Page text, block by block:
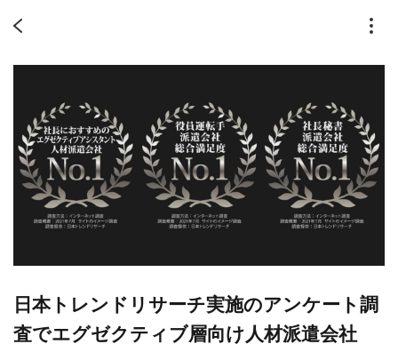
日本トレンドリサーチ実施のアンケート調
査でエグゼクティブ層向け人材派遣会社